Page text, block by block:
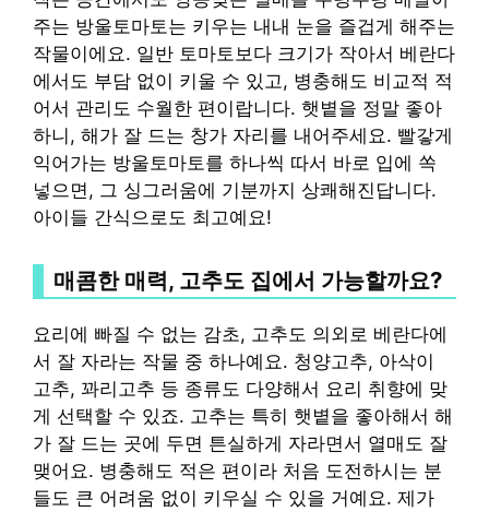
주는 방울토마토는 키우는 내내 눈을 즐겁게 해주는
작물이에요. 일반 토마토보다 크기가 작아서 베란다
에서도 부담 없이 키울 수 있고, 병충해도 비교적 적
어서 관리도 수월한 편이랍니다. 햇볕을 정말 좋아
하니, 해가 잘 드는 창가 자리를 내어주세요. 빨갛게
익어가는 방울토마토를 하나씩 따서 바로 입에 쏙
넣으면, 그 싱그러움에 기분까지 상쾌해진답니다.
아이들 간식으로도 최고예요!
매콤한 매력, 고추도 집에서 가능할까요?
요리에 빠질 수 없는 감초, 고추도 의외로 베란다에
서 잘 자라는 작물 중 하나예요. 청양고추, 아삭이
고추, 꽈리고추 등 종류도 다양해서 요리 취향에 맞
게 선택할 수 있죠. 고추는 특히 햇볕을 좋아해서 해
가 잘 드는 곳에 두면 튼실하게 자라면서 열매도 잘
맺어요. 병충해도 적은 편이라 처음 도전하시는 분
들도 큰 어려움 없이 키우실 수 있을 거예요. 제가